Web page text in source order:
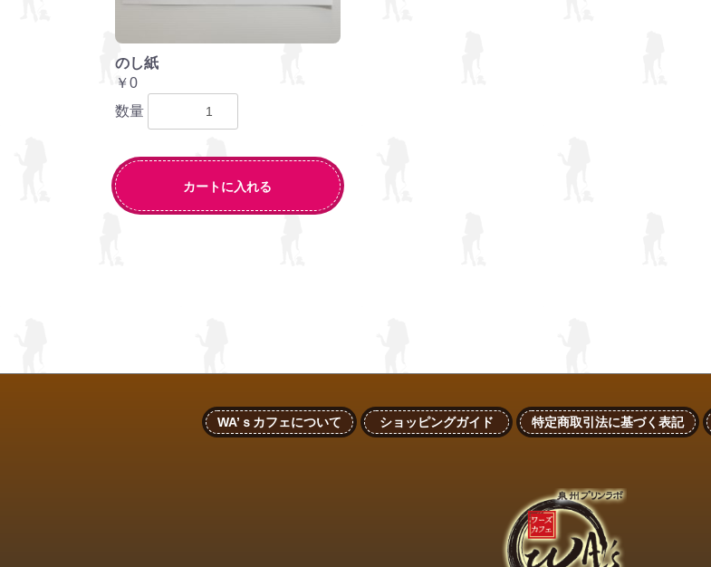
のし紙
￥0
数量
カートに入れる
WA’ｓカフェについて ショッピングガイド 特定商取引法に基づく表記